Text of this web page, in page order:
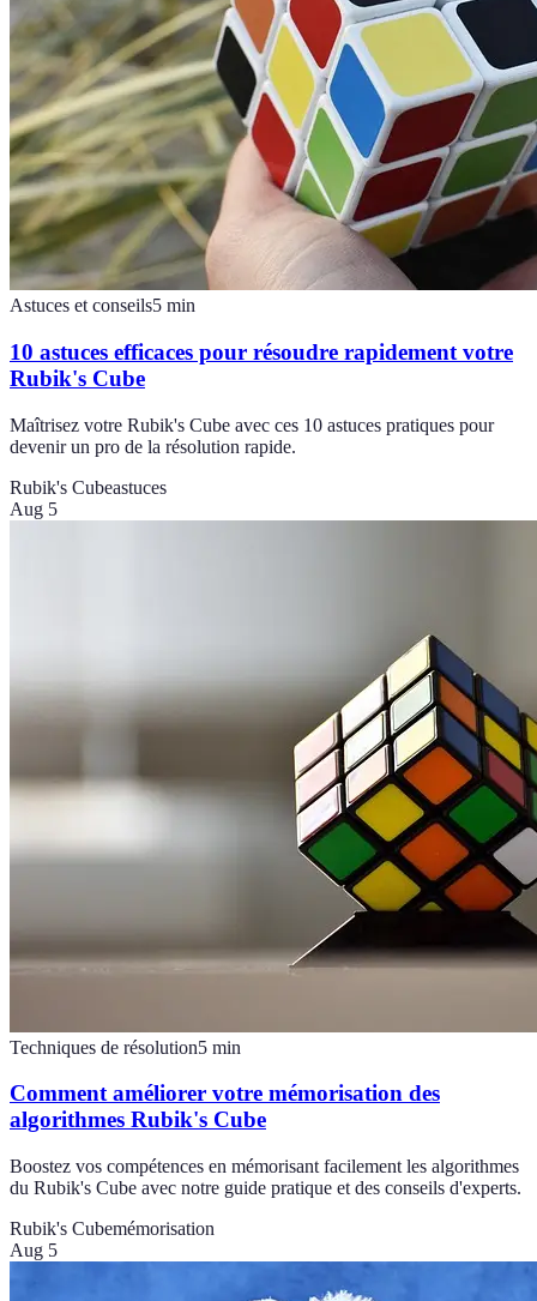
Astuces et conseils5 min
10 astuces efficaces pour résoudre rapidement votre
Rubik's Cube
Maîtrisez votre Rubik's Cube avec ces 10 astuces pratiques pour
devenir un pro de la résolution rapide.
Rubik's Cubeastuces
Aug 5
Techniques de résolution5 min
Comment améliorer votre mémorisation des
algorithmes Rubik's Cube
Boostez vos compétences en mémorisant facilement les algorithmes
du Rubik's Cube avec notre guide pratique et des conseils d'experts.
Rubik's Cubemémorisation
Aug 5